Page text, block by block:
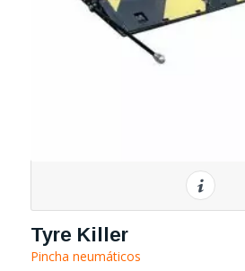
Tyre Killer
Pincha neumáticos